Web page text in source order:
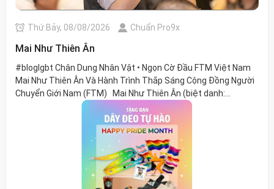
Thứ Bảy, 08/08/2026 Chuẩn Pro9x
Mai Như Thiên Ân
#bloglgbt Chân Dung Nhân Vật • Ngọn Cờ Đầu FTM Việt Nam
Mai Như Thiên Ân Và Hành Trình Thắp Sáng Cộng Đồng Người
Chuyển Giới Nam (FTM) Mai Như Thiên Ân (biệt danh:...